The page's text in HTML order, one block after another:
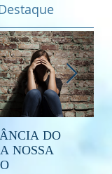
DO
NOSSA